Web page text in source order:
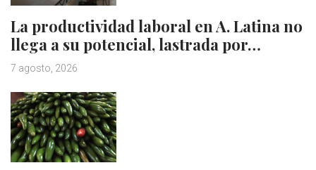
La productividad laboral en A. Latina no
llega a su potencial, lastrada por…
7 agosto, 2026